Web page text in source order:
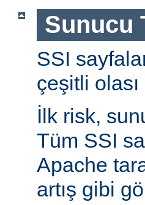
Sunucu
SSI
çeşitli
İlk risk,
Tüm SSI
Apache
artış gibi